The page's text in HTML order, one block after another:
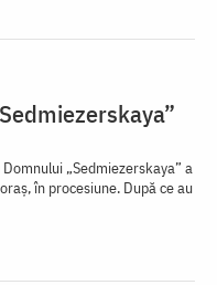
„Sedmiezerskaya” a
în procesiune. După ce au